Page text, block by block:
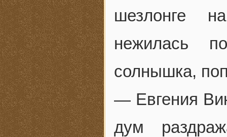
шезлонге
нежилась
солнышка,
— Евгения
дум